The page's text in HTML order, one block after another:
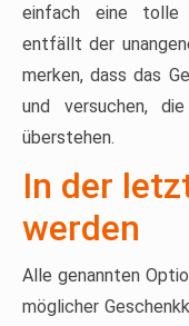
einfach eine tolle
entfällt der
merken, dass das
und versuchen,
überstehen.
In der
werden
Alle genannten
möglicher